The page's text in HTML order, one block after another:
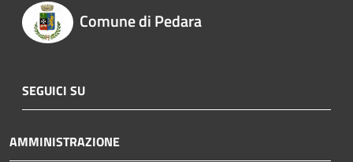
Comune di Pedara
SEGUICI SU
AMMINISTRAZIONE